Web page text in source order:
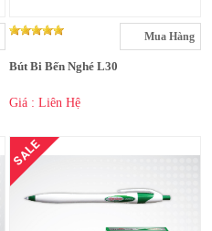
Mua Hàng
Bút Bi Bến Nghé L30
Giá : Liên Hệ
SALE